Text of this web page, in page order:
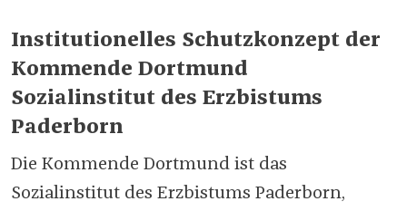
Institutionelles Schutzkonzept der
Kommende Dortmund
Sozialinstitut des Erzbistums
Paderborn
Die Kommende Dortmund ist das
Sozialinstitut des Erzbistums Paderborn,